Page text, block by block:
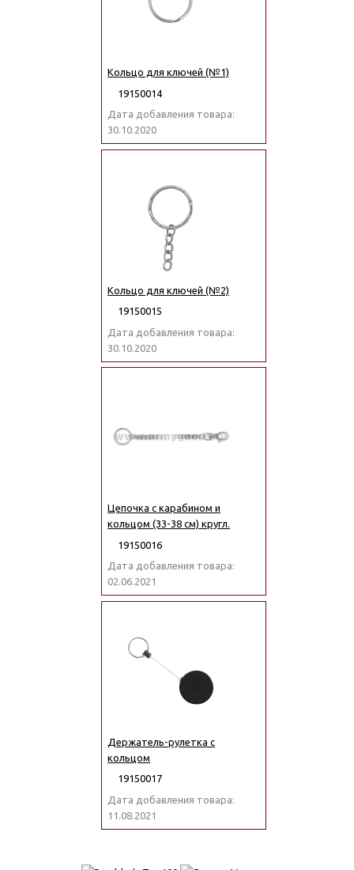
Кольцо для ключей (№1)
19150014
Дата добавления товара:
30.10.2020
Кольцо для ключей (№2)
19150015
Дата добавления товара:
30.10.2020
Цепочка с карабином и
кольцом (33-38 см) кругл.
19150016
Дата добавления товара:
02.06.2021
Держатель-рулетка с
кольцом
19150017
Дата добавления товара:
11.08.2021